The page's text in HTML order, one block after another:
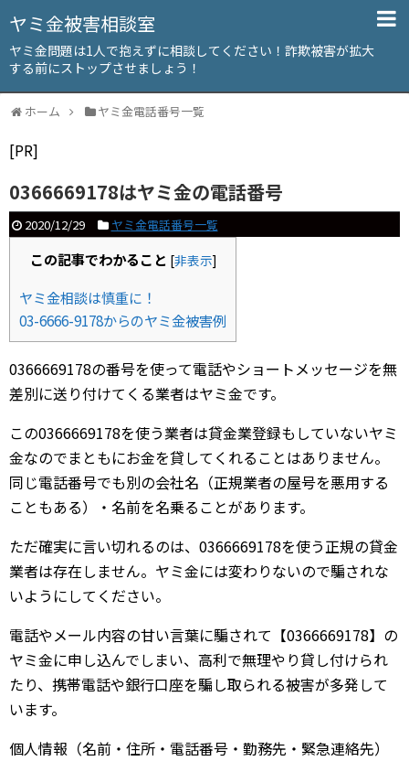
ヤミ金被害相談室
ヤミ金問題は1人で抱えずに相談してください！詐欺被害が拡大
する前にストップさせましょう！
ホーム ヤミ金電話番号一覧
[PR]
0366669178はヤミ金の電話番号
2020/12/29 ヤミ金電話番号一覧
この記事でわかること [非表示]
ヤミ金相談は慎重に！
03-6666-9178からのヤミ金被害例
0366669178の番号を使って電話やショートメッセージを無
差別に送り付けてくる業者はヤミ金です。
この0366669178を使う業者は貸金業登録もしていないヤミ
金なのでまともにお金を貸してくれることはありません。
同じ電話番号でも別の会社名（正規業者の屋号を悪用する
こともある）・名前を名乗ることがあります。
ただ確実に言い切れるのは、0366669178を使う正規の貸金
業者は存在しません。ヤミ金には変わりないので騙されな
いようにしてください。
電話やメール内容の甘い言葉に騙されて【0366669178】の
ヤミ金に申し込んでしまい、高利で無理やり貸し付けられ
たり、携帯電話や銀行口座を騙し取られる被害が多発して
います。
個人情報（名前・住所・電話番号・勤務先・緊急連絡先）